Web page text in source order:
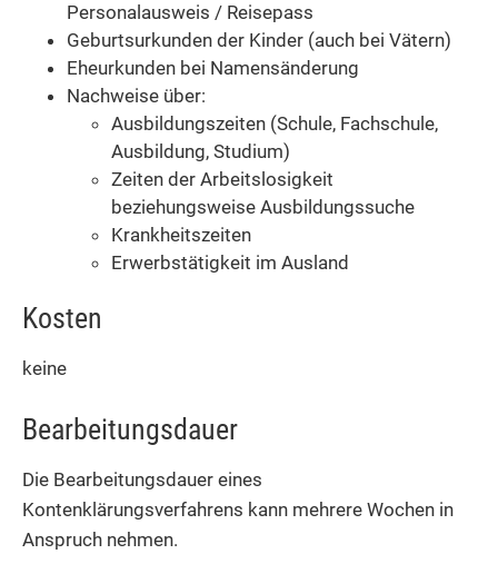
Personalausweis / Reisepass
Geburtsurkunden der Kinder (auch bei Vätern)
Eheurkunden bei Namensänderung
Nachweise über:
Ausbildungszeiten (Schule, Fachschule,
Ausbildung, Studium)
Zeiten der Arbeitslosigkeit
beziehungsweise Ausbildungssuche
Krankheitszeiten
Erwerbstätigkeit im Ausland
Kosten
keine
Bearbeitungsdauer
Die Bearbeitungsdauer eines
Kontenklärungsverfahrens kann mehrere Wochen in
Anspruch nehmen.